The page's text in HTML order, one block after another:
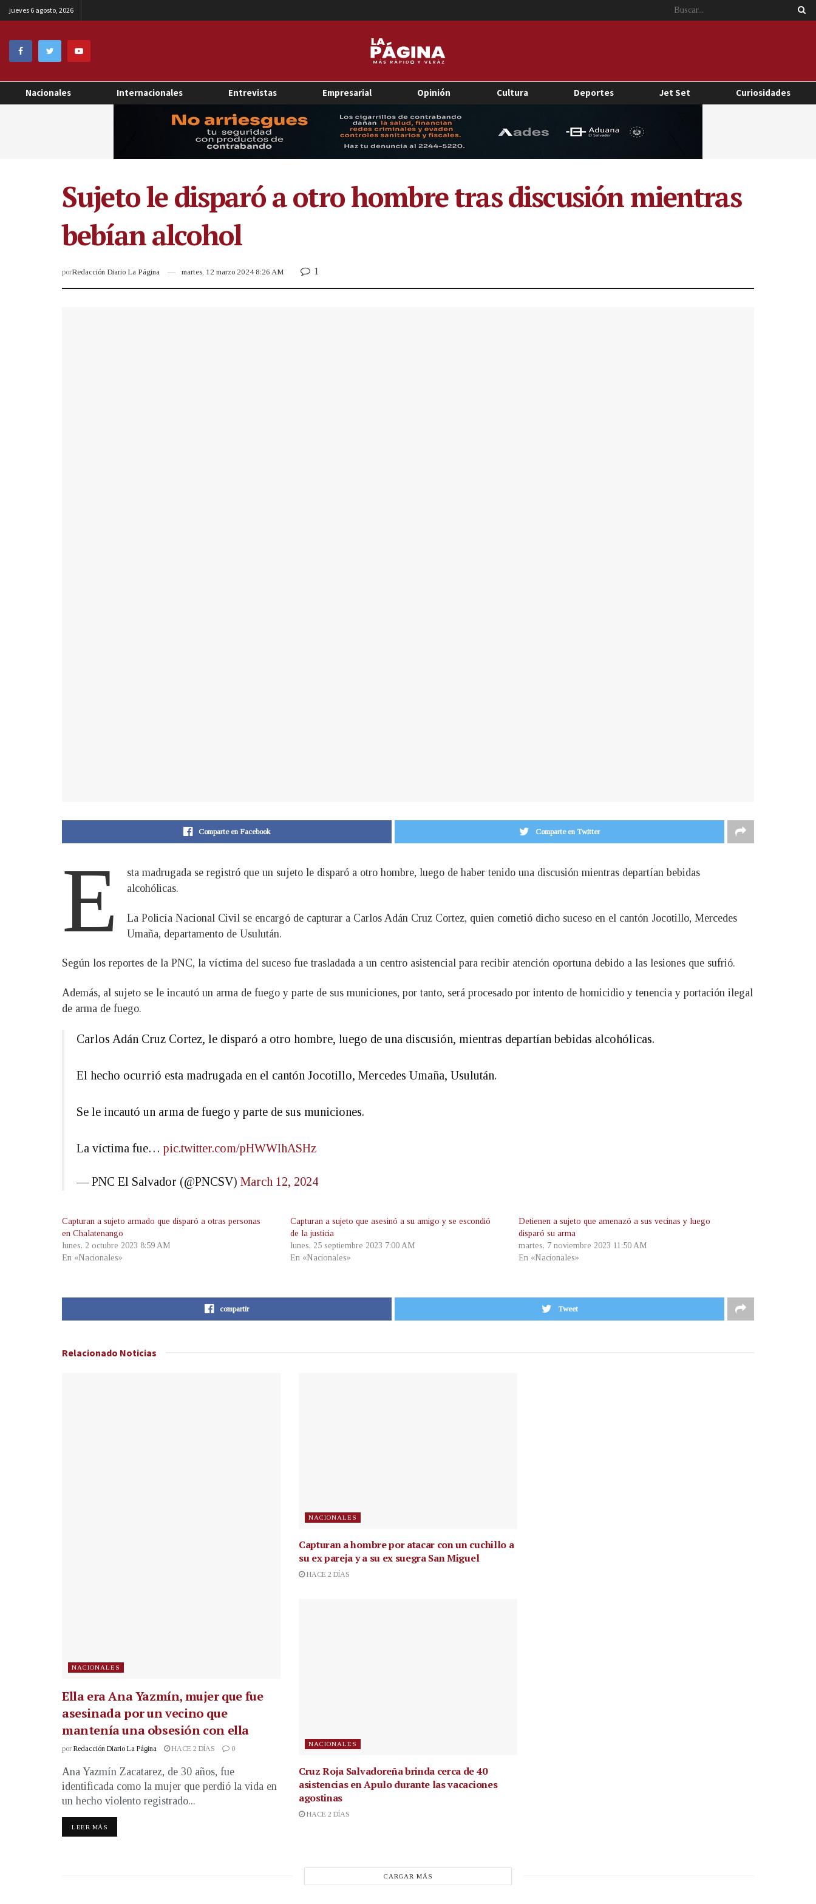
jueves 6 agosto, 2026
Nacionales Internacionales Entrevistas Empresarial Opinión Cultura Deportes Jet Set Curiosidades
Sujeto le disparó a otro hombre tras discusión mientras
bebían alcohol
porRedacción Diario La Página martes, 12 marzo 2024 8:26 AM 1
Comparte en Facebook Comparte en Twitter
E
sta madrugada se registró que un sujeto le disparó a otro hombre, luego de haber tenido una discusión mientras departían bebidas
alcohólicas.
La Policía Nacional Civil se encargó de capturar a Carlos Adán Cruz Cortez, quien cometió dicho suceso en el cantón Jocotillo, Mercedes
Umaña, departamento de Usulután.
Según los reportes de la PNC, la víctima del suceso fue trasladada a un centro asistencial para recibir atención oportuna debido a las lesiones que sufrió.
Además, al sujeto se le incautó un arma de fuego y parte de sus municiones, por tanto, será procesado por intento de homicidio y tenencia y portación ilegal
de arma de fuego.
Carlos Adán Cruz Cortez, le disparó a otro hombre, luego de una discusión, mientras departían bebidas alcohólicas.
El hecho ocurrió esta madrugada en el cantón Jocotillo, Mercedes Umaña, Usulután.
Se le incautó un arma de fuego y parte de sus municiones.
La víctima fue… pic.twitter.com/pHWWIhASHz
— PNC El Salvador (@PNCSV) March 12, 2024
Capturan a sujeto armado que disparó a otras personas
en Chalatenango
lunes, 2 octubre 2023 8:59 AM
En «Nacionales»
Capturan a sujeto que asesinó a su amigo y se escondió
de la justicia
lunes, 25 septiembre 2023 7:00 AM
En «Nacionales»
Detienen a sujeto que amenazó a sus vecinas y luego
disparó su arma
martes, 7 noviembre 2023 11:50 AM
En «Nacionales»
compartir Tweet
Relacionado Noticias
NACIONALES
Ella era Ana Yazmín, mujer que fue
asesinada por un vecino que
mantenía una obsesión con ella
por Redacción Diario La Página HACE 2 DÍAS 0
Ana Yazmín Zacatarez, de 30 años, fue
identificada como la mujer que perdió la vida en
un hecho violento registrado...
LEER MÁS
NACIONALES
Capturan a hombre por atacar con un cuchillo a
su ex pareja y a su ex suegra San Miguel
HACE 2 DÍAS
NACIONALES
Cruz Roja Salvadoreña brinda cerca de 40
asistencias en Apulo durante las vacaciones
agostinas
HACE 2 DÍAS
CARGAR MÁS